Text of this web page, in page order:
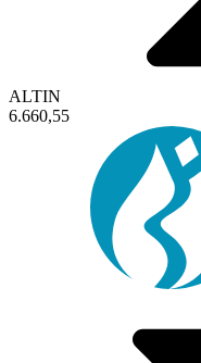
ALTIN
6.660,55